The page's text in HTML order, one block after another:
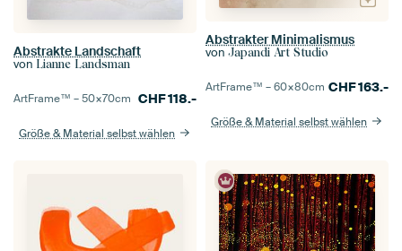
Abstrakte Landschaft
von Lianne Landsman
ArtFrame™ –50×70cm CHF118.-
Größe & Material selbst wählen
Abstrakter Minimalismus
von Japandi Art Studio
ArtFrame™ –60×80cm CHF163.-
Größe & Material selbst wählen